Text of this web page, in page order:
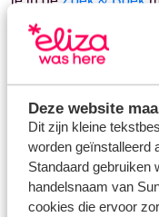
Deze website
Dit zijn kleine
worden geïnstalleerd
Standaard gebruiken
handelsnaam van
cookies die ervoor
die hier wel geschikt
Vragen over
Mag ik reizen met
Kan ik hulp en
Gerelateerde vragen